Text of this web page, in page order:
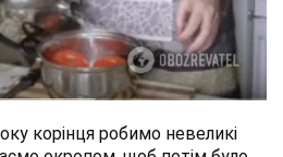
корінця робимо невеликі